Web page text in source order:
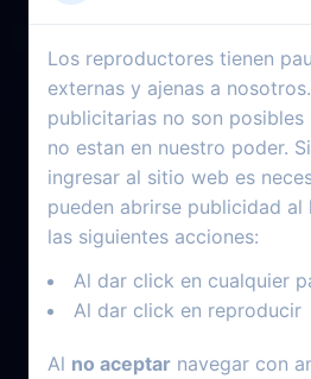
Alex vs. Alex
Los reproductores tienen
externas y ajenas a
publicitarias no son
no estan en nuestro poder.
ingresar al sitio web es
pueden abrirse publicidad al
las siguientes acciones:
Al dar click en cualquier
Al dar click en reproducir
Al no aceptar navegar con